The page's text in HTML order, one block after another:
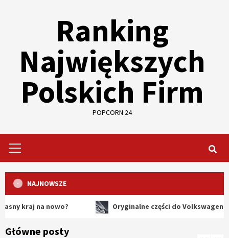
Ranking
Największych
Polskich Firm
POPCORN 24
Menu
NAJNOWSZE
na nowo? Oryginalne części do Volkswagena –
Główne posty